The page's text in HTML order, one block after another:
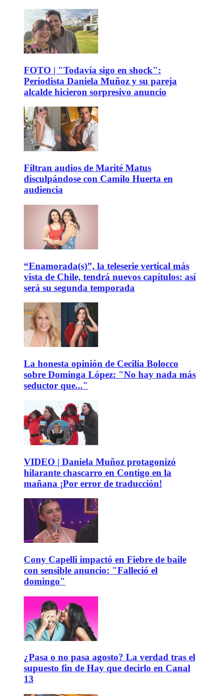
FOTO | "Todavía sigo en shock":
Periodista Daniela Muñoz y su pareja
alcalde hicieron sorpresivo anuncio
Filtran audios de Marité Matus
disculpándose con Camilo Huerta en
audiencia
“Enamorada(s)”, la teleserie vertical más
vista de Chile, tendrá nuevos capítulos: así
será su segunda temporada
La honesta opinión de Cecilia Bolocco
sobre Dominga López: "No hay nada más
seductor que..."
VIDEO | Daniela Muñoz protagonizó
hilarante chascarro en Contigo en la
mañana ¡Por error de traducción!
Cony Capelli impactó en Fiebre de baile
con sensible anuncio: "Falleció el
domingo"
¿Pasa o no pasa agosto? La verdad tras el
supuesto fin de Hay que decirlo en Canal
13